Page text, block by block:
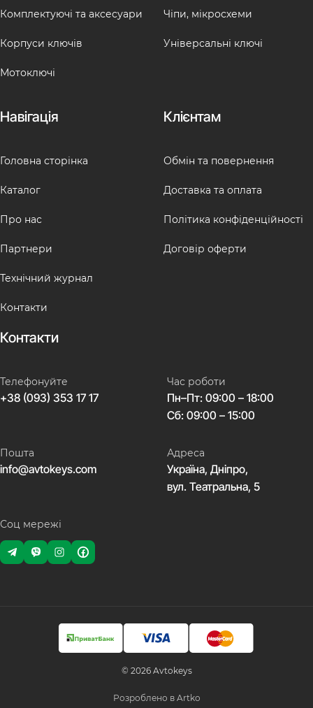
Комплектуючі та аксесуари
Корпуси ключів
Мотоключі
Чіпи, мікросхеми
Універсальні ключі
Навігація
Головна сторінка
Каталог
Про нас
Партнери
Технічний журнал
Контакти
Клієнтам
Обмін та повернення
Доставка та оплата
Політика конфіденційності
Договір оферти
Контакти
Телефонуйте
+38 (093) 353 17 17
Час роботи
Пн–Пт: 09:00 – 18:00
Сб: 09:00 – 15:00
Пошта
info@avtokeys.com
Адреса
Україна, Дніпро,
вул. Театральна, 5
Соц мережі
© 2026 Avtokeys
Розроблено в Artko